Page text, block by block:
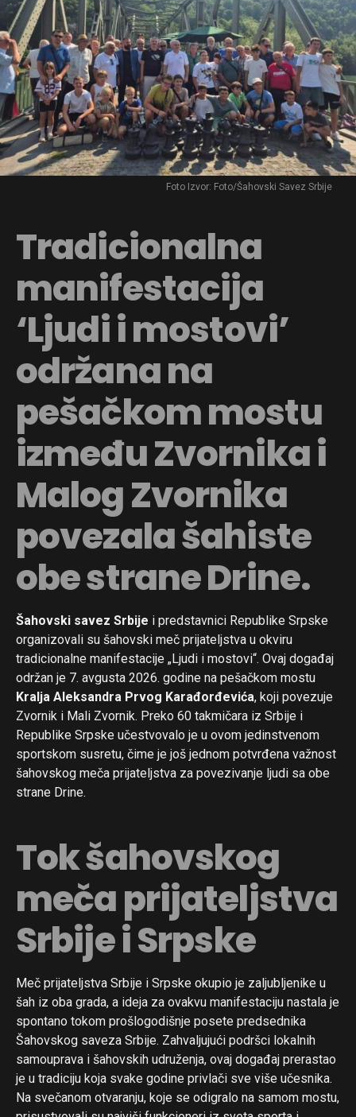
Foto Izvor: Foto/Šahovski Savez Srbije
Tradicionalna
manifestacija
‘Ljudi i mostovi’
održana na
pešačkom mostu
između Zvornika i
Malog Zvornika
povezala šahiste
obe strane Drine.
Šahovski savez Srbije i predstavnici Republike Srpske
organizovali su šahovski meč prijateljstva u okviru
tradicionalne manifestacije „Ljudi i mostovi“. Ovaj događaj
održan je 7. avgusta 2026. godine na pešačkom mostu
Kralja Aleksandra Prvog Karađorđevića, koji povezuje
Zvornik i Mali Zvornik. Preko 60 takmičara iz Srbije i
Republike Srpske učestvovalo je u ovom jedinstvenom
sportskom susretu, čime je još jednom potvrđena važnost
šahovskog meča prijateljstva za povezivanje ljudi sa obe
strane Drine.
Tok šahovskog
meča prijateljstva
Srbije i Srpske
Meč prijateljstva Srbije i Srpske okupio je zaljubljenike u
šah iz oba grada, a ideja za ovakvu manifestaciju nastala je
spontano tokom prošlogodišnje posete predsednika
Šahovskog saveza Srbije. Zahvaljujući podršci lokalnih
samouprava i šahovskih udruženja, ovaj događaj prerastao
je u tradiciju koja svake godine privlači sve više učesnika.
Na svečanom otvaranju, koje se odigralo na samom mostu,